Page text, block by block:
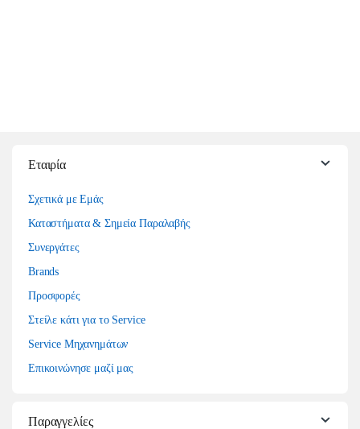
Εταιρία
Σχετικά με Εμάς
Καταστήματα & Σημεία Παραλαβής
Συνεργάτες
Brands
Προσφορές
Στείλε κάτι για το Service
Service Μηχανημάτων
Επικοινώνησε μαζί μας
Παραγγελίες